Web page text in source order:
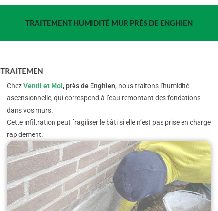
TRAITEMENT HUMIDITÉ MUR PRÈS DE ENGHIEN
TRAITEMENT DE L’HUMIDITÉ ASCEN
ChezVentil et Moi, près de Enghien, nous traitons l’humidité
ascensionnelle, qui correspond à l’eau remontant des fondations
dans vos murs.
Cette infiltration peut fragiliser le bâti si elle n’est pas prise en charge
rapidement.